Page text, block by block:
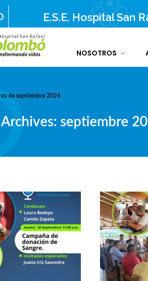
E.S.E. Hospital San
NOSOTROS
de septiembre 2024
septiembre